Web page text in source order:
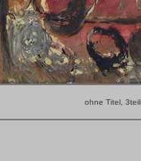
ohne Titel,